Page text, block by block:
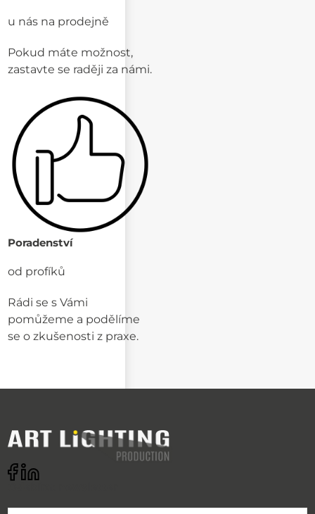
u nás na prodejně
Pokud máte možnost,
zastavte se raději za námi.
Poradenství
od profíků
Rádi se s Vámi
pomůžeme a podělíme
se o zkušenosti z praxe.